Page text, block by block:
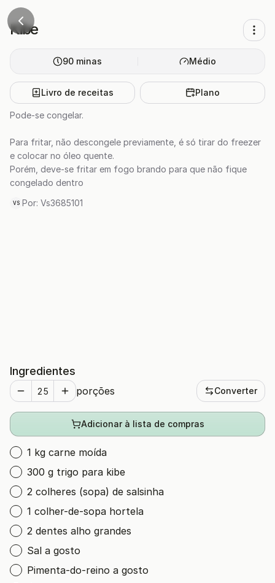
Kibe
90 minas Médio
Livro de receitas Plano
Pode-se congelar.
Para fritar, não descongele previamente, é só tirar do freezer
e colocar no óleo quente.
Porém, deve-se fritar em fogo brando para que não fique
congelado dentro
VS Por: Vs3685101
Ingredientes
porções Converter
Adicionar à lista de compras
1 kg carne moída
300 g trigo para kibe
2 colheres (sopa) de salsinha
1 colher-de-sopa hortela
2 dentes alho grandes
Sal a gosto
Pimenta-do-reino a gosto